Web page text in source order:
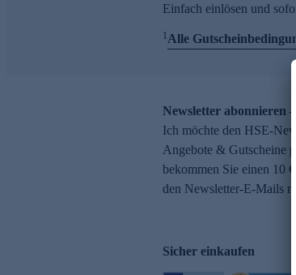
Einfach einlösen und
1Alle
Newsletter abonnieren
Ich möchte den HSE-
Angebote & Gutscheine
bekommen Sie einen 10
den Newsletter-E-Mails
Sicher einkaufen